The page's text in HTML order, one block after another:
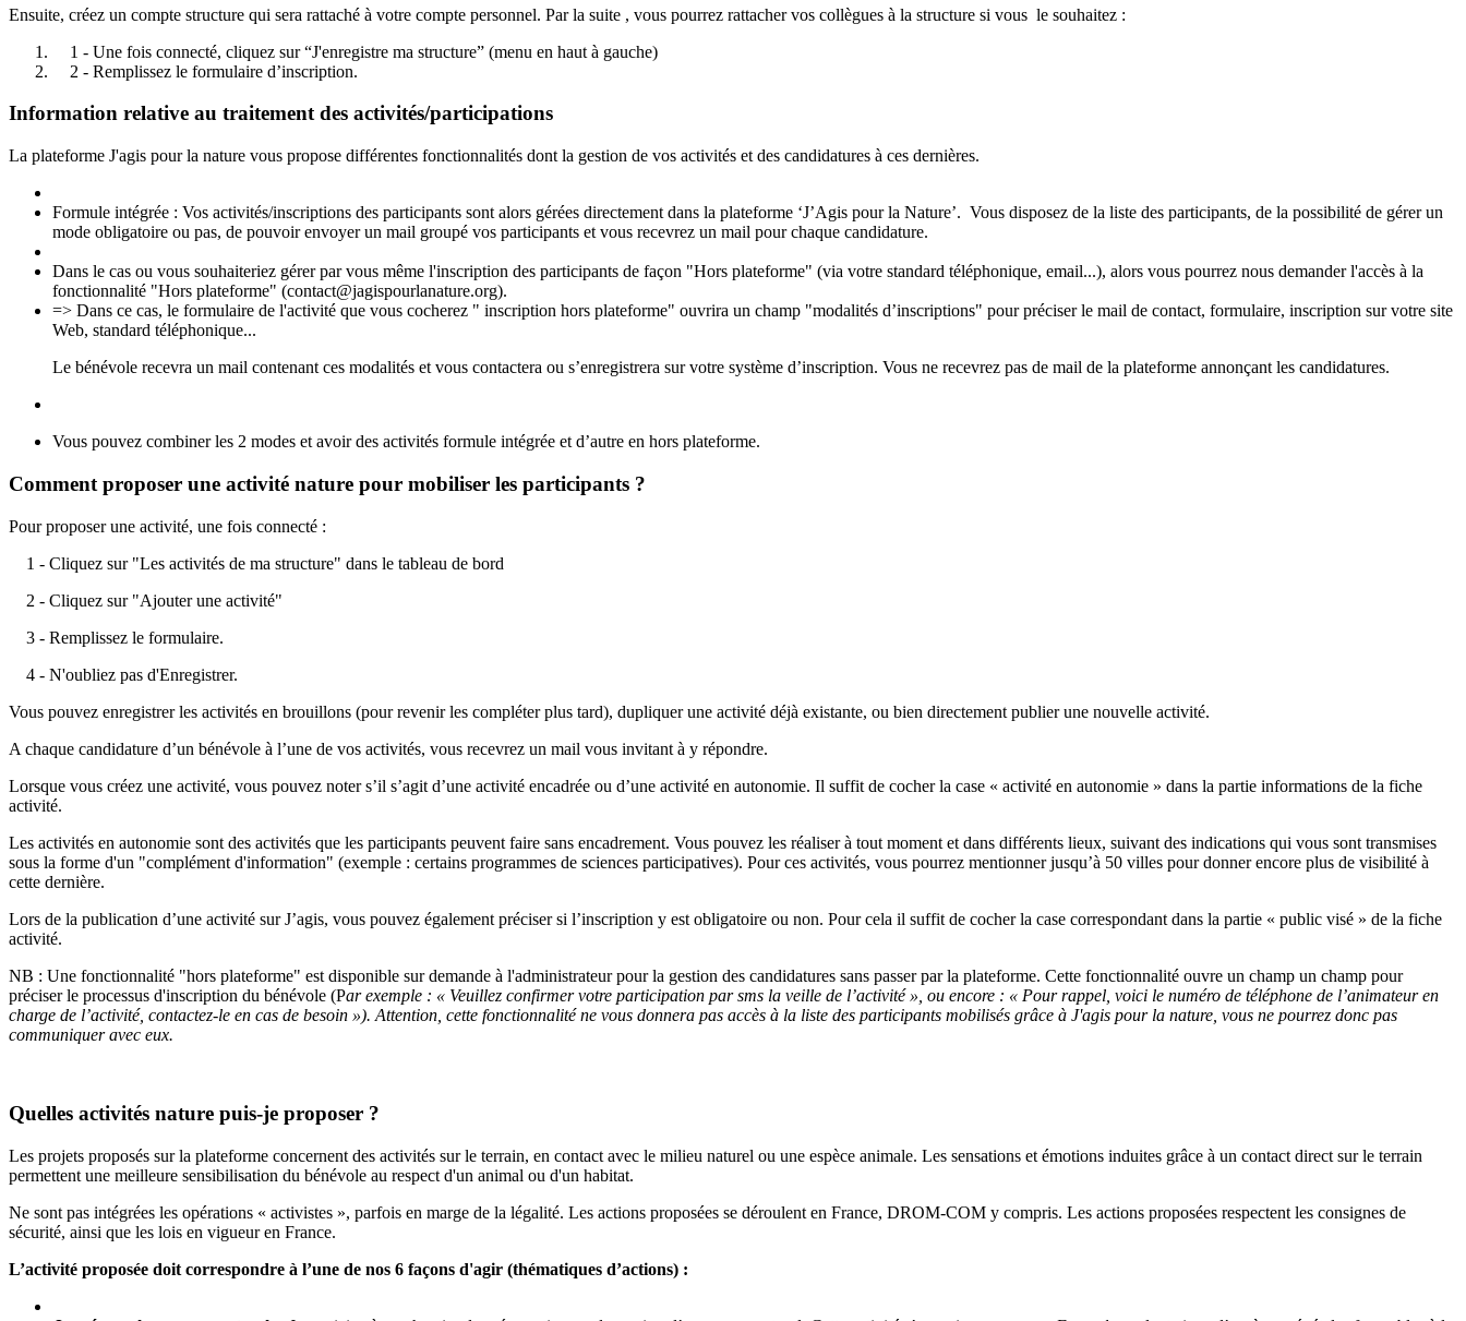
Ensuite, créez un compte structure qui sera rattaché à votre compte personnel. Par la suite , vous pourrez rattacher vos collègues à la structure si vous le souhaitez :
1 - Une fois connecté, cliquez sur “J'enregistre ma structure” (menu en haut à gauche)
2 - Remplissez le formulaire d’inscription.
Information relative au traitement des activités/participations
La plateforme J'agis pour la nature vous propose différentes fonctionnalités dont la gestion de vos activités et des candidatures à ces dernières.
Formule intégrée : Vos activités/inscriptions des participants sont alors gérées directement dans la plateforme ‘J’Agis pour la Nature’. Vous disposez de la liste des participants, de la possibilité de gérer un
mode obligatoire ou pas, de pouvoir envoyer un mail groupé vos participants et vous recevrez un mail pour chaque candidature.
Dans le cas ou vous souhaiteriez gérer par vous même l'inscription des participants de façon "Hors plateforme" (via votre standard téléphonique, email...), alors vous pourrez nous demander l'accès à la
fonctionnalité "Hors plateforme" (contact@jagispourlanature.org).
=> Dans ce cas, le formulaire de l'activité que vous cocherez " inscription hors plateforme" ouvrira un champ "modalités d’inscriptions" pour préciser le mail de contact, formulaire, inscription sur votre site
Web, standard téléphonique...
Le bénévole recevra un mail contenant ces modalités et vous contactera ou s’enregistrera sur votre système d’inscription. Vous ne recevrez pas de mail de la plateforme annonçant les candidatures.
Vous pouvez combiner les 2 modes et avoir des activités formule intégrée et d’autre en hors plateforme.
Comment proposer une activité nature pour mobiliser les participants ?
Pour proposer une activité, une fois connecté :
1 - Cliquez sur "Les activités de ma structure" dans le tableau de bord
2 - Cliquez sur "Ajouter une activité"
3 - Remplissez le formulaire.
4 - N'oubliez pas d'Enregistrer.
Vous pouvez enregistrer les activités en brouillons (pour revenir les compléter plus tard), dupliquer une activité déjà existante, ou bien directement publier une nouvelle activité.
A chaque candidature d’un bénévole à l’une de vos activités, vous recevrez un mail vous invitant à y répondre.
Lorsque vous créez une activité, vous pouvez noter s’il s’agit d’une activité encadrée ou d’une activité en autonomie. Il suffit de cocher la case « activité en autonomie » dans la partie informations de la fiche
activité.
Les activités en autonomie sont des activités que les participants peuvent faire sans encadrement. Vous pouvez les réaliser à tout moment et dans différents lieux, suivant des indications qui vous sont transmises
sous la forme d'un "complément d'information" (exemple : certains programmes de sciences participatives). Pour ces activités, vous pourrez mentionner jusqu’à 50 villes pour donner encore plus de visibilité à
cette dernière.
Lors de la publication d’une activité sur J’agis, vous pouvez également préciser si l’inscription y est obligatoire ou non. Pour cela il suffit de cocher la case correspondant dans la partie « public visé » de la fiche
activité.
NB : Une fonctionnalité "hors plateforme" est disponible sur demande à l'administrateur pour la gestion des candidatures sans passer par la plateforme. Cette fonctionnalité ouvre un champ un champ pour
préciser le processus d'inscription du bénévole (Par exemple : « Veuillez confirmer votre participation par sms la veille de l’activité », ou encore : « Pour rappel, voici le numéro de téléphone de l’animateur en
charge de l’activité, contactez-le en cas de besoin »). Attention, cette fonctionnalité ne vous donnera pas accès à la liste des participants mobilisés grâce à J'agis pour la nature, vous ne pourrez donc pas
communiquer avec eux.
Quelles activités nature puis-je proposer ?
Les projets proposés sur la plateforme concernent des activités sur le terrain, en contact avec le milieu naturel ou une espèce animale. Les sensations et émotions induites grâce à un contact direct sur le terrain
permettent une meilleure sensibilisation du bénévole au respect d'un animal ou d'un habitat.
Ne sont pas intégrées les opérations « activistes », parfois en marge de la légalité. Les actions proposées se déroulent en France, DROM-COM y compris. Les actions proposées respectent les consignes de
sécurité, ainsi que les lois en vigueur en France.
L’activité proposée doit correspondre à l’une de nos 6 façons d'agir (thématiques d’actions) :